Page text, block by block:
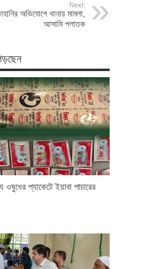
Next:
অভিযোগে থানায় মামলা,
আসামি পলাতক
ওষুধের প্যাকেটে ইয়াবা পাচারের